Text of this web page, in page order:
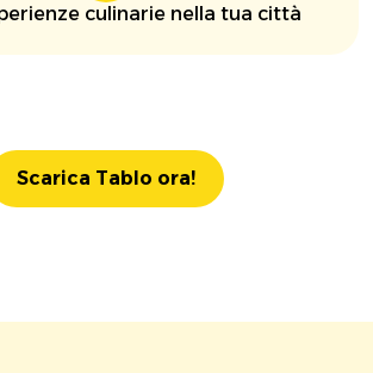
culinarie nella tua città
Scarica Tablo ora!